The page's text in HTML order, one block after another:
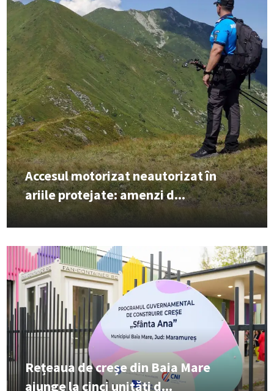
Accesul motorizat neautorizat în
ariile protejate: amenzi d...
Rețeaua de creșe din Baia Mare
ajunge la cinci unități d...